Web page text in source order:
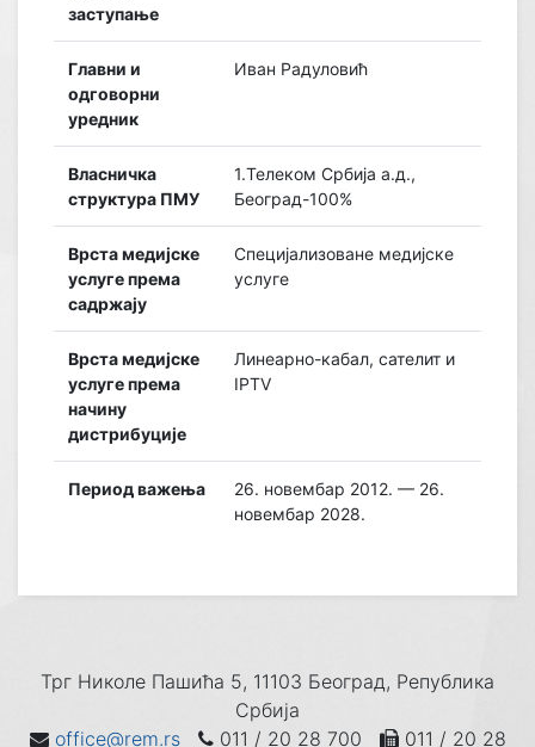
заступање
Главни и
одговорни
уредник
Иван Радуловић
Власничка
структура ПМУ
1.Телеком Србија а.д.,
Београд-100%
Врста медијске
услуге према
садржају
Специјализоване медијске
услуге
Врста медијске
услуге према
начину
дистрибуције
Линеарно-кабал, сателит и
IPTV
Период важења
26. новембар 2012. — 26.
новембар 2028.
Трг Николе Пашића 5, 11103 Београд, Република
Србија
office@rem.rs
011 / 20 28 700 011 / 20 28